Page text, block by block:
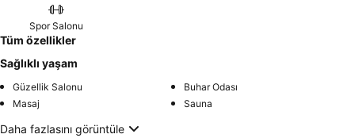
Spor Salonu
Tüm özellikler
Sağlıklı yaşam
Güzellik Salonu
Buhar Odası
Masaj
Sauna
Daha fazlasını görüntüle